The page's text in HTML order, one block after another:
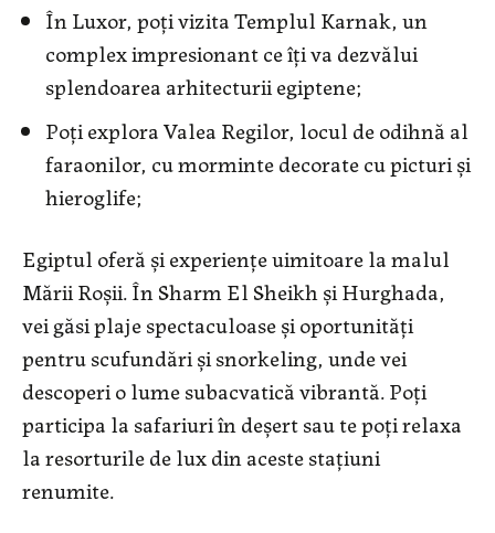
În Luxor, poți vizita Templul Karnak, un
complex impresionant ce îți va dezvălui
splendoarea arhitecturii egiptene;
Poți explora Valea Regilor, locul de odihnă al
faraonilor, cu morminte decorate cu picturi și
hieroglife;
Egiptul oferă și experiențe uimitoare la malul
Mării Roșii. În Sharm El Sheikh și Hurghada,
vei găsi plaje spectaculoase și oportunități
pentru scufundări și snorkeling, unde vei
descoperi o lume subacvatică vibrantă. Poți
participa la safariuri în deșert sau te poți relaxa
la resorturile de lux din aceste stațiuni
renumite.